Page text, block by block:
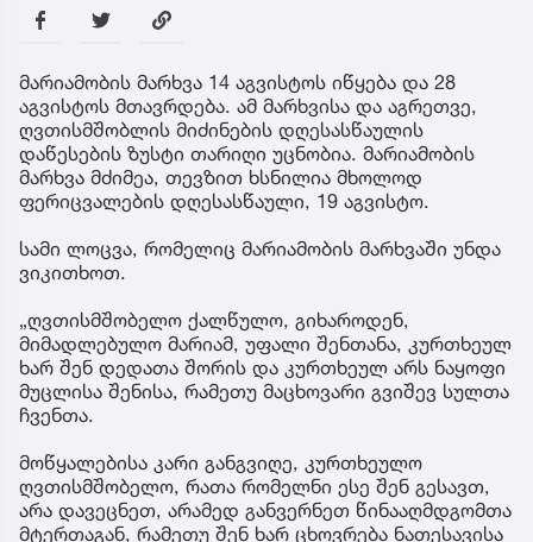
მარიამობის მარხვა 14 აგვისტოს იწყება და 28
აგვისტოს მთავრდება. ამ მარხვისა და აგრეთვე,
ღვთისმშობლის მიძინების დღესასწაულის
დაწესების ზუსტი თარიღი უცნობია. მარიამობის
მარხვა მძიმეა, თევზით ხსნილია მხოლოდ
ფერიცვალების დღესასწაული, 19 აგვისტო.
სამი ლოცვა, რომელიც მარიამობის მარხვაში უნდა
ვიკითხოთ.
„ღვთისმშობელო ქალწულო, გიხაროდენ,
მიმადლებულო მარიამ, უფალი შენთანა, კურთხეულ
ხარ შენ დედათა შორის და კურთხეულ არს ნაყოფი
მუცლისა შენისა, რამეთუ მაცხოვარი გვიშევ სულთა
ჩვენთა.
მოწყალებისა კარი განგვიღე, კურთხეულო
ღვთისმშობელო, რათა რომელნი ესე შენ გესავთ,
არა დავეცნეთ, არამედ განვერნეთ წინააღმდგომთა
მტერთაგან, რამეთუ შენ ხარ ცხოვრება ნათესავისა